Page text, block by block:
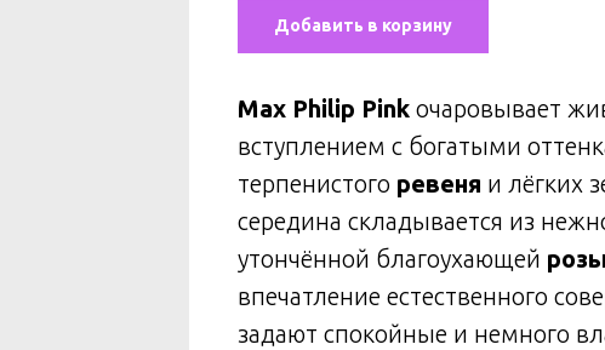
Добавить в корзину
Max Philip Pink очаровывает
вступлением с богатыми
терпенистого ревеня и лёгких
середина складывается из
утончённой благоухающей розы
впечатление естественного
задают спокойные и немного